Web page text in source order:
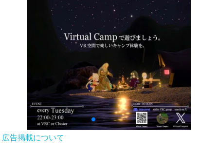
広告掲載について